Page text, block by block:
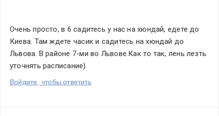
Очень просто, в 6 садитесь у нас на хюндай, едете до
Киева. Там ждете часик и садитесь на хюндай до
Львова. В районе 7-ми во Львове.Как то так, лень лезть
уточнять расписание)
Войдите, чтобы ответить